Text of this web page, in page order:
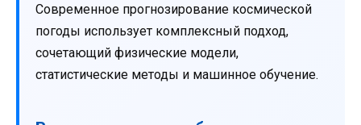
Современное прогнозирование космической
погоды использует комплексный подход,
сочетающий физические модели,
статистические методы и машинное обучение.